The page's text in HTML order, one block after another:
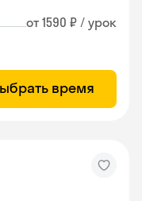
от 1590 ₽ / урок
время